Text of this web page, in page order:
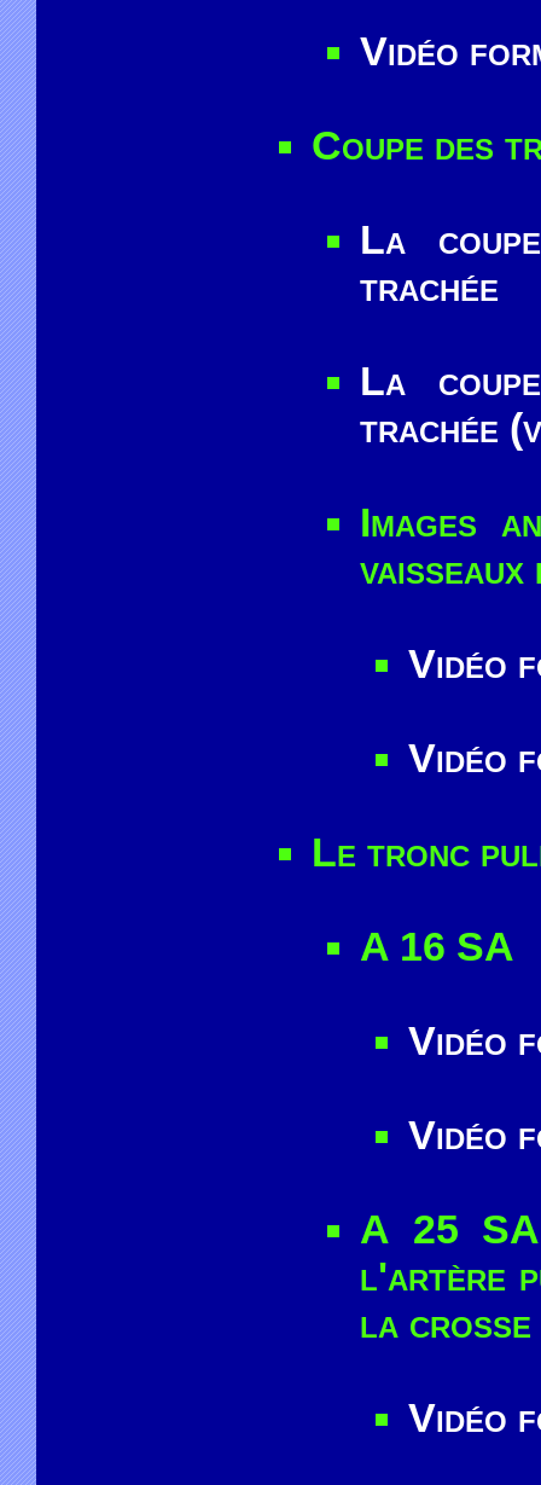
Vidéo
Coupe des
La
trachée
La
trachée
Images
Vidéo
Vidéo
Le tronc
A 16 SA
Vidéo
Vidéo
A 25 SA
l'artère
la
Vidéo